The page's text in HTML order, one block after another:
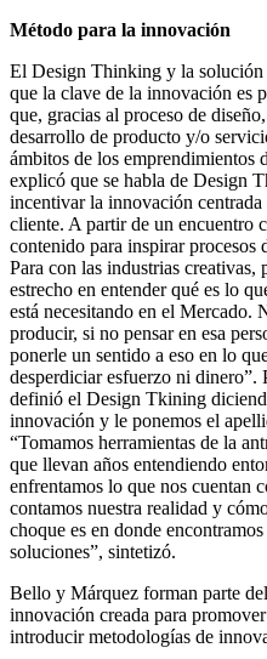
Método para la innovación
El Design Thinking y la solución
que la clave de la innovación es
que, gracias al proceso de
desarrollo de producto y/o
ámbitos de los
explicó que se habla de Design
incentivar la innovación
cliente. A partir de un encuentro
contenido para inspirar procesos
Para con las industrias
estrecho en entender qué es lo
está necesitando en el Mercado.
producir, si no pensar en esa
ponerle un sentido a eso en lo
desperdiciar esfuerzo ni
definió el Design Tkining
innovación y le ponemos el
“Tomamos herramientas de la
que llevan años entendiendo
enfrentamos lo que nos cuentan
contamos nuestra realidad y
choque es en donde
soluciones”, sintetizó.
Bello y Márquez forman parte
innovación creada para
introducir metodologías de